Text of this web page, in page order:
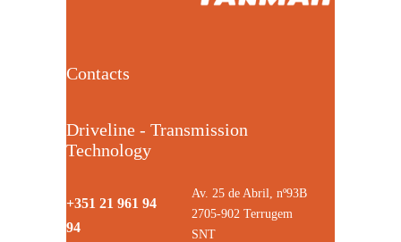
Contacts
Driveline - Transmission
Technology
+351 21 961 94
94
Av. 25 de Abril, nº93B
2705-902 Terrugem
SNT